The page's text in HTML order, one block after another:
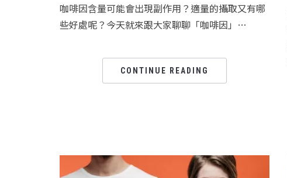
咖啡因含量可能會出現副作用？適量的攝取又有哪
些好處呢？今天就來跟大家聊聊「咖啡因」…
CONTINUE READING